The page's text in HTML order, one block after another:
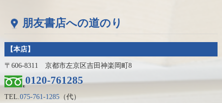
朋友書店への道のり
【本店】
〒606-8311 京都市左京区吉田神楽岡町8
0120-761285
TEL.075-761-1285（代）